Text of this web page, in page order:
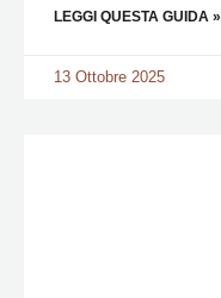
LEGGI QUESTA GUIDA »
13 Ottobre 2025